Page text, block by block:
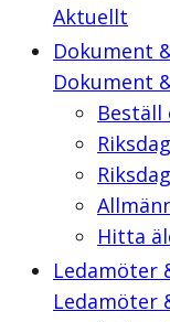
Aktuellt
Dokument
Dokument
Beställ
Hitta
Ledamöter
Ledamöter